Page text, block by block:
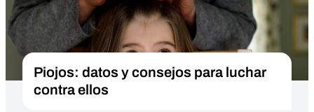
Piojos: datos y consejos para luchar
contra ellos